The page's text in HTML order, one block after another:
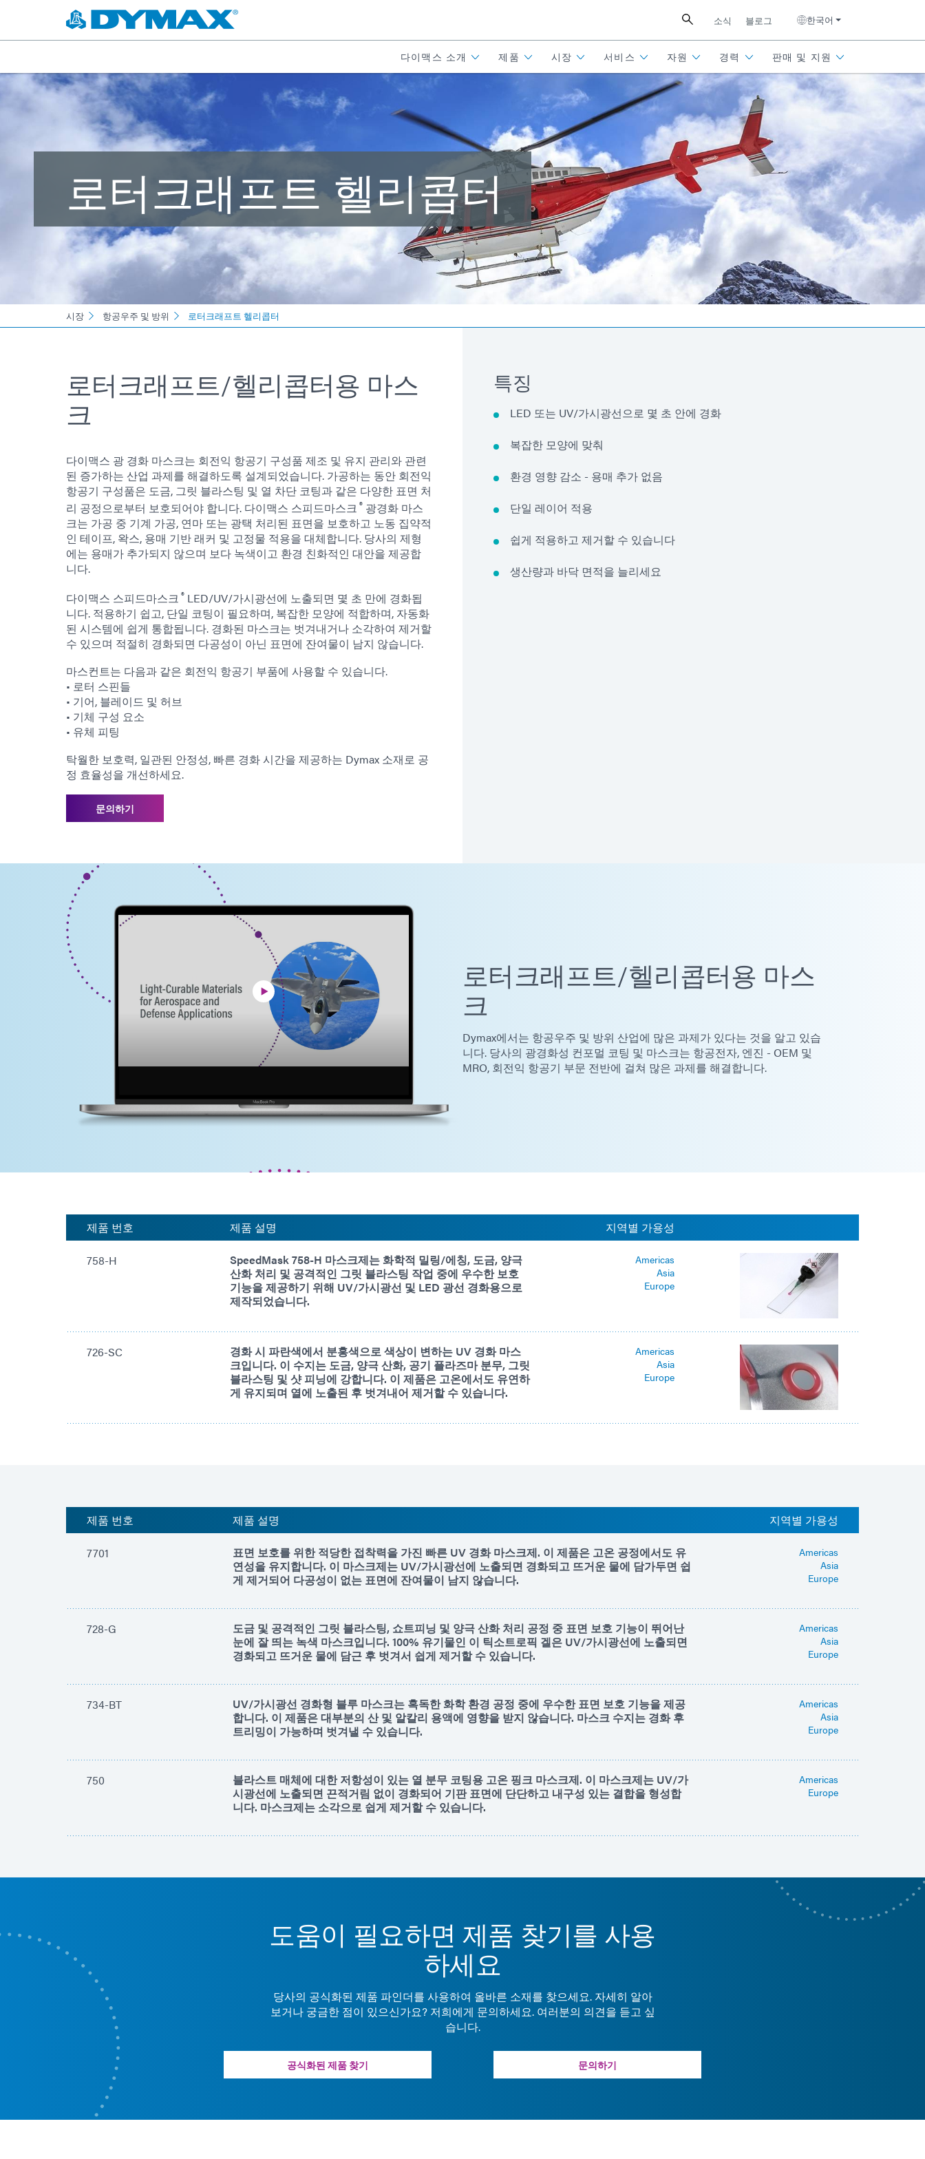
소식 블로그 한국어
다이맥스 소개 제품 시장 서비스 자원 경력 판매 및 지원
로터크래프트 헬리콥터
시장 항공우주 및 방위 로터크래프트 헬리콥터
로터크래프트/헬리콥터용 마스
크
다이맥스 광 경화 마스크는 회전익 항공기 구성품 제조 및 유지 관리와 관련
된 증가하는 산업 과제를 해결하도록 설계되었습니다. 가공하는 동안 회전익
항공기 구성품은 도금, 그릿 블라스팅 및 열 차단 코팅과 같은 다양한 표면 처
리 공정으로부터 보호되어야 합니다. 다이맥스 스피드마스크 ® 광경화 마스
크는 가공 중 기계 가공, 연마 또는 광택 처리된 표면을 보호하고 노동 집약적
인 테이프, 왁스, 용매 기반 래커 및 고정물 적용을 대체합니다. 당사의 제형
에는 용매가 추가되지 않으며 보다 녹색이고 환경 친화적인 대안을 제공합
니다.
다이맥스 스피드마스크 ® LED/UV/가시광선에 노출되면 몇 초 만에 경화됩
니다. 적용하기 쉽고, 단일 코팅이 필요하며, 복잡한 모양에 적합하며, 자동화
된 시스템에 쉽게 통합됩니다. 경화된 마스크는 벗겨내거나 소각하여 제거할
수 있으며 적절히 경화되면 다공성이 아닌 표면에 잔여물이 남지 않습니다.
마스컨트는 다음과 같은 회전익 항공기 부품에 사용할 수 있습니다.
• 로터 스핀들
• 기어, 블레이드 및 허브
• 기체 구성 요소
• 유체 피팅
탁월한 보호력, 일관된 안정성, 빠른 경화 시간을 제공하는 Dymax 소재로 공
정 효율성을 개선하세요.
문의하기
특징
LED 또는 UV/가시광선으로 몇 초 안에 경화
복잡한 모양에 맞춰
환경 영향 감소 - 용매 추가 없음
단일 레이어 적용
쉽게 적용하고 제거할 수 있습니다
생산량과 바닥 면적을 늘리세요
로터크래프트/헬리콥터용 마스
크
Dymax에서는 항공우주 및 방위 산업에 많은 과제가 있다는 것을 알고 있습
니다. 당사의 광경화성 컨포멀 코팅 및 마스크는 항공전자, 엔진 - OEM 및
MRO, 회전익 항공기 부문 전반에 걸쳐 많은 과제를 해결합니다.
제품 번호 제품 설명 지역별 가용성
758-H
SpeedMask 758-H 마스크제는 화학적 밀링/에칭, 도금, 양극
산화 처리 및 공격적인 그릿 블라스팅 작업 중에 우수한 보호
기능을 제공하기 위해 UV/가시광선 및 LED 광선 경화용으로
제작되었습니다.
Americas
Asia
Europe
726-SC
경화 시 파란색에서 분홍색으로 색상이 변하는 UV 경화 마스
크입니다. 이 수지는 도금, 양극 산화, 공기 플라즈마 분무, 그릿
블라스팅 및 샷 피닝에 강합니다. 이 제품은 고온에서도 유연하
게 유지되며 열에 노출된 후 벗겨내어 제거할 수 있습니다.
Americas
Asia
Europe
제품 번호 제품 설명 지역별 가용성
7701
표면 보호를 위한 적당한 접착력을 가진 빠른 UV 경화 마스크제. 이 제품은 고온 공정에서도 유
연성을 유지합니다. 이 마스크제는 UV/가시광선에 노출되면 경화되고 뜨거운 물에 담가두면 쉽
게 제거되어 다공성이 없는 표면에 잔여물이 남지 않습니다.
Americas
Asia
Europe
728-G
도금 및 공격적인 그릿 블라스팅, 쇼트피닝 및 양극 산화 처리 공정 중 표면 보호 기능이 뛰어난
눈에 잘 띄는 녹색 마스크입니다. 100% 유기물인 이 틱소트로픽 겔은 UV/가시광선에 노출되면
경화되고 뜨거운 물에 담근 후 벗겨서 쉽게 제거할 수 있습니다.
Americas
Asia
Europe
734-BT
UV/가시광선 경화형 블루 마스크는 혹독한 화학 환경 공정 중에 우수한 표면 보호 기능을 제공
합니다. 이 제품은 대부분의 산 및 알칼리 용액에 영향을 받지 않습니다. 마스크 수지는 경화 후
트리밍이 가능하며 벗겨낼 수 있습니다.
Americas
Asia
Europe
750
블라스트 매체에 대한 저항성이 있는 열 분무 코팅용 고온 핑크 마스크제. 이 마스크제는 UV/가
시광선에 노출되면 끈적거림 없이 경화되어 기판 표면에 단단하고 내구성 있는 결합을 형성합
니다. 마스크제는 소각으로 쉽게 제거할 수 있습니다.
Americas
Europe
도움이 필요하면 제품 찾기를 사용
하세요
당사의 공식화된 제품 파인더를 사용하여 올바른 소재를 찾으세요. 자세히 알아
보거나 궁금한 점이 있으신가요? 저희에게 문의하세요. 여러분의 의견을 듣고 싶
습니다.
공식화된 제품 찾기 문의하기